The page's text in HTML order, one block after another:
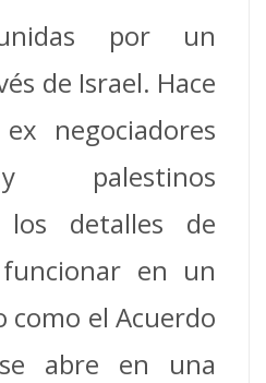
por un
de Israel. Hace
negociadores
palestinos
los detalles de
en un
como el Acuerdo
abre en una